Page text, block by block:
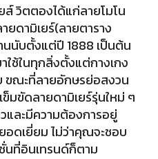
วิตตองได้แก่ลายโมโน
ยดามิเยร์(ลายตาราง
นนับตั้งแต่ปี 1888 เป็นต้น
ใช้ในทุกสิ่งตั้งแต่กางเกง
ขณะที่ลายอักษรย่อสงวน
เข็มขัดลายดามิเยร์รุ่นใหม่ ๆ
และมีความต้องการอยู่
ดเยี่ยม ไม่ว่าคุณจะชอบ
ที่อินเทรนด์ก็ตาม